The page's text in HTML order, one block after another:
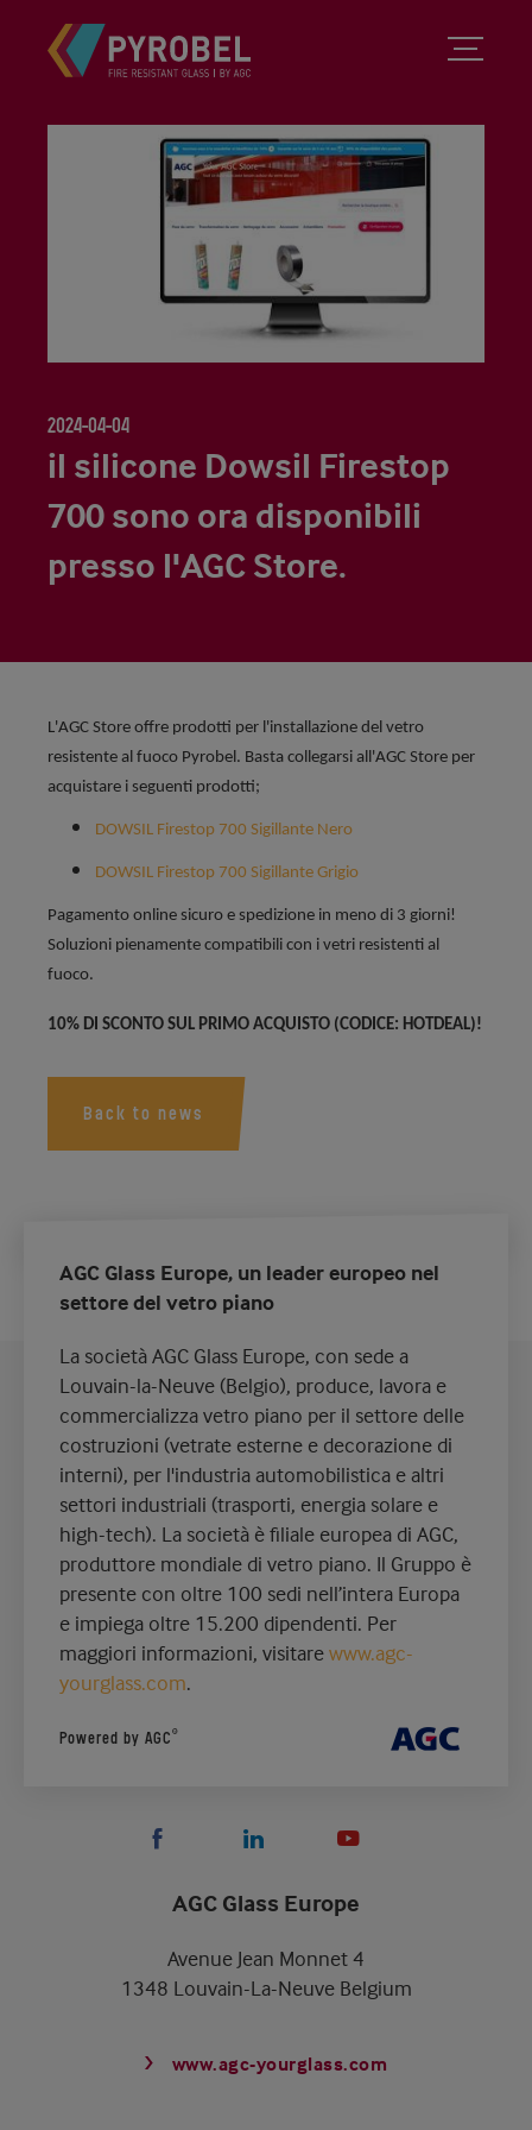
2024-04-04
il silicone Dowsil Firestop
700 sono ora disponibili
presso l'AGC Store.
L'AGC Store offre prodotti per l'installazione del vetro
resistente al fuoco Pyrobel. Basta collegarsi all'AGC Store per
acquistare i seguenti prodotti;
DOWSIL Firestop 700 Sigillante Nero
DOWSIL Firestop 700 Sigillante Grigio
Pagamento online sicuro e spedizione in meno di 3 giorni!
Soluzioni pienamente compatibili con i vetri resistenti al
fuoco.
10% DI SCONTO SUL PRIMO ACQUISTO (CODICE: HOTDEAL)!
Back to news
AGC Glass Europe, un leader europeo nel
settore del vetro piano
La società AGC Glass Europe, con sede a
Louvain-la-Neuve (Belgio), produce, lavora e
commercializza vetro piano per il settore delle
costruzioni (vetrate esterne e decorazione di
interni), per l'industria automobilistica e altri
settori industriali (trasporti, energia solare e
high-tech). La società è filiale europea di AGC,
produttore mondiale di vetro piano. Il Gruppo è
presente con oltre 100 sedi nell’intera Europa
e impiega oltre 15.200 dipendenti. Per
maggiori informazioni, visitarewww.agc-
yourglass.com.
Powered by AGC®
AGC Glass Europe
Avenue Jean Monnet 4
1348 Louvain-La-Neuve Belgium
www.agc-yourglass.com